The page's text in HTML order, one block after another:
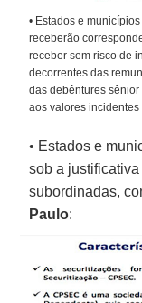
• Estados e
receberão
receber sem risco de
decorrentes das
das debêntures
aos valores
• Estados e
sob a
subordinadas,
Paulo: